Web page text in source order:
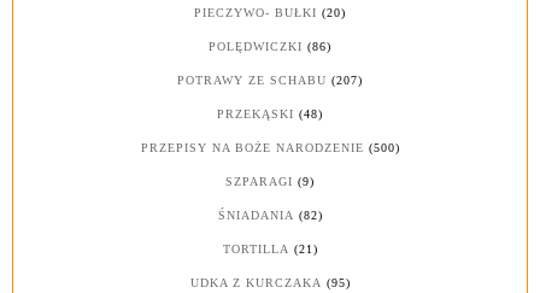
PIECZYWO- BUŁKI (20)
POLĘDWICZKI (86)
POTRAWY ZE SCHABU (207)
PRZEKĄSKI (48)
PRZEPISY NA BOŻE NARODZENIE (500)
SZPARAGI (9)
ŚNIADANIA (82)
TORTILLA (21)
UDKA Z KURCZAKA (95)